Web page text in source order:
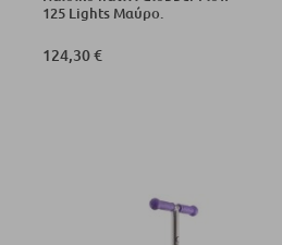
125 Lights Μαύρο.
124,30 €